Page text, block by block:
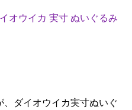
ダイオウイカ実寸ぬいぐ